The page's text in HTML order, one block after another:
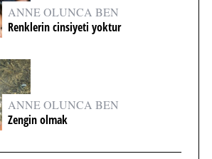
ANNE OLUNCA BEN
Renklerin cinsiyeti yoktur
ANNE OLUNCA BEN
Zengin olmak